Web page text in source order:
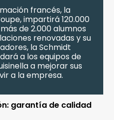
francés, la
impartirá 120.000
de 2.000 alumnos
renovadas y su
la Schmidt
a los equipos de
a mejorar sus
a la empresa.
garantía de calidad